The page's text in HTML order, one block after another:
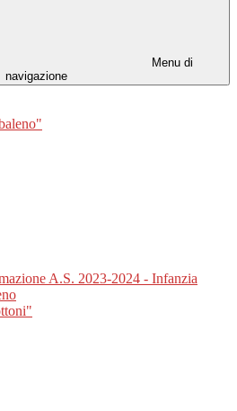
Menu di
navigazione
A.S. 2023-2024 - Infanzia